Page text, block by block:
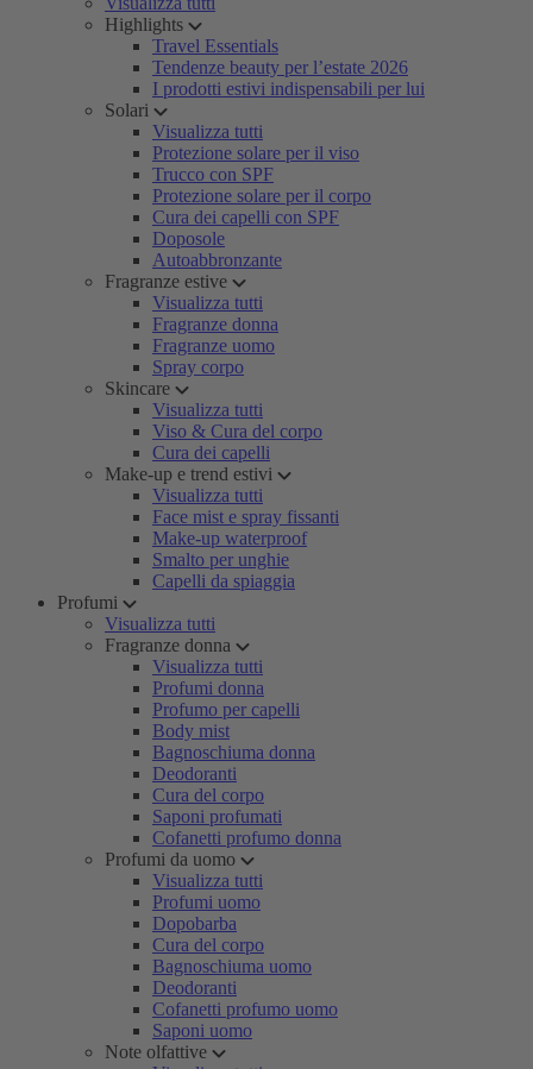
Highlights
Travel Essentials
Tendenze beauty per l’estate 2026
I prodotti estivi indispensabili per lui
Solari
Visualizza tutti
Protezione solare per il viso
Trucco con SPF
Protezione solare per il corpo
Cura dei capelli con SPF
Doposole
Autoabbronzante
Fragranze estive
Visualizza tutti
Fragranze donna
Fragranze uomo
Spray corpo
Skincare
Visualizza tutti
Viso & Cura del corpo
Cura dei capelli
Make-up e trend estivi
Visualizza tutti
Face mist e spray fissanti
Make-up waterproof
Smalto per unghie
Capelli da spiaggia
Profumi
Visualizza tutti
Fragranze donna
Visualizza tutti
Profumi donna
Profumo per capelli
Body mist
Bagnoschiuma donna
Deodoranti
Cura del corpo
Saponi profumati
Cofanetti profumo donna
Profumi da uomo
Visualizza tutti
Profumi uomo
Dopobarba
Cura del corpo
Bagnoschiuma uomo
Deodoranti
Cofanetti profumo uomo
Saponi uomo
Note olfattive